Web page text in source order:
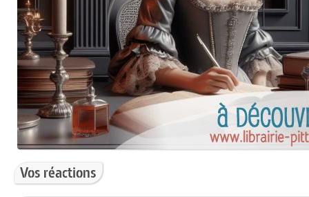
Vos réactions